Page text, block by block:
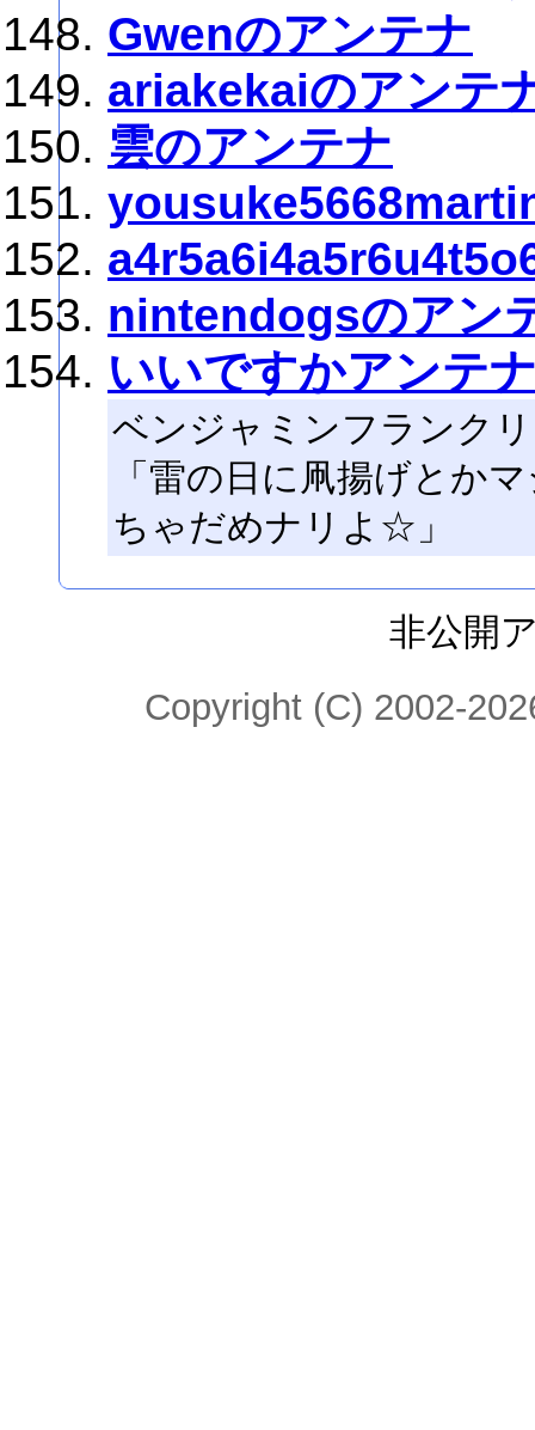
Gwenのアンテナ
ariakekaiのアンテ
雲のアンテナ
nintendogsのアン
いいですかアンテ
ベンジャミンフランク
「雷の日に凧揚げとか
ちゃだめナリよ☆」
非公開
Copyright (C) 2002-